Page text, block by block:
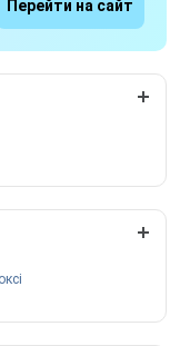
Перейти на сайт